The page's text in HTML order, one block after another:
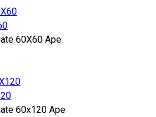
60X60 Ape
60x120 Ape